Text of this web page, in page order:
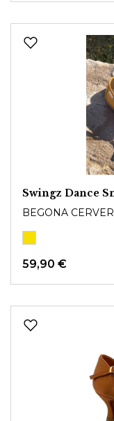
Swingz Dance
BEGONA
59,90 €